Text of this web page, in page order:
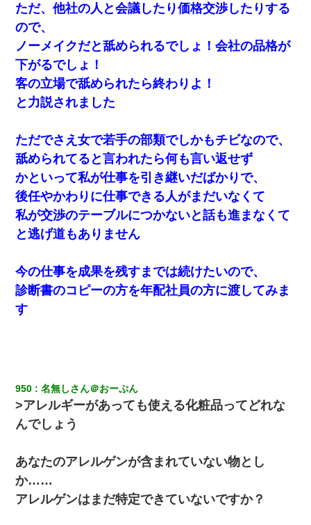
全く親しくないママ友Aから突然「飲み会しよう」と誘われたがお
断りした。後日Aの企みを知ってゾッとするやら腹立つやら！
見合いにて。嫁「はじめまして」俺「失礼ですが○○さんご本人で
すか？」
生保レディと行為する為に駆け引きしてみた結果ｗｗｗｗｗｗｗ
【ワロタ】姉から「肉食系14才、乳丸出し、毛はうっすら生えか
け」というタイトルで画像が送られてきた
[緊急]ベロベロの女に声をかけて行為してきた結果
上司「何なの、この書類！！」私「あの‥」上司「今は私が話し
嫁の妹（26歳）がずっとウチに泊まりに来た結果→俺がヤバイｗ
ｗｗｗｗｗｗｗ
彼女との行為を録画した結果→衝撃の事実が判明したｗｗｗｗｗ
今日夫の実家に泊ったんだけど、朝起きたら股間がなんかモッコ
元旦那から復縁要請。息子「最新型のiPhoneも買えない貧乏は嫌
だ、再婚して」私「なら父親と暮らせ」息子「やった＾＾」私
（もう手遅れだったんだな…）
ただ、他社の人と会議したり価格交渉したりする
ので、
ノーメイクだと舐められるでしょ！会社の品格が
下がるでしょ！
客の立場で舐められたら終わりよ！
と力説されました
ただでさえ女で若手の部類でしかもチビなので、
舐められてると言われたら何も言い返せず
かといって私が仕事を引き継いだばかりで、
後任やかわりに仕事できる人がまだいなくて
私が交渉のテーブルにつかないと話も進まなくて
と逃げ道もありません
今の仕事を成果を残すまでは続けたいので、
診断書のコピーの方を年配社員の方に渡してみま
す
950 名無しさん＠おーぷん
>アレルギーがあっても使える化粧品ってどれな
んでしょう
あなたのアレルゲンが含まれていない物とし
か……
アレルゲンはまだ特定できていないですか？